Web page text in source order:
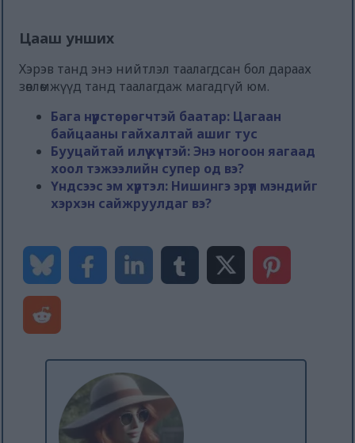
Цааш унших
Хэрэв танд энэ нийтлэл таалагдсан бол дараах
зөвлөмжүүд танд таалагдаж магадгүй юм.
Бага нүүрстөрөгчтэй баатар: Цагаан
байцааны гайхалтай ашиг тус
Бууцайтай илүү хүчтэй: Энэ ногоон яагаад
хоол тэжээлийн супер од вэ?
Үндсээс эм хүртэл: Нишингэ эрүүл мэндийг
хэрхэн сайжруулдаг вэ?